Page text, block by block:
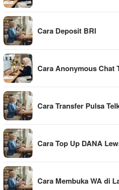
Cara Deposit BRI
Cara Anonymous Chat
Cara Transfer Pulsa
Cara Top Up DANA
Cara Membuka WA di